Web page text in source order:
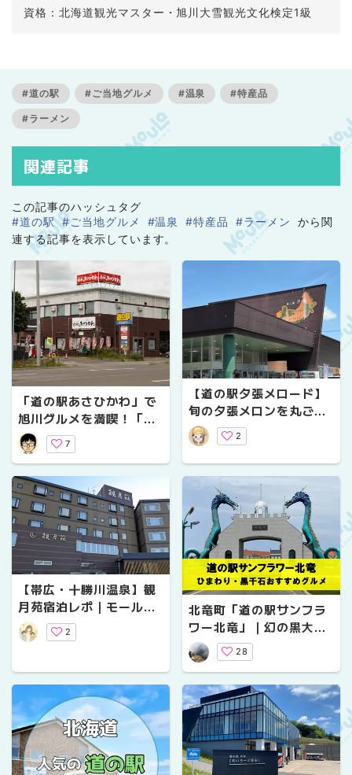
資格：北海道観光マスター・旭川大雪観光文化検定1級
#道の駅 #ご当地グルメ #温泉 #特産品
#ラーメン
関連記事
この記事のハッシュタグ
#道の駅 #ご当地グルメ #温泉 #特産品 #ラーメン
から関
連する記事を表示しています。
「道の駅あさひかわ」で
旭川グルメを満喫！「み
そラーメンのよし乃」の
みそラーメンや周辺観
光・温泉も一挙紹介
7
【道の駅夕張メロード】
旬の夕張メロンを丸ごと
堪能♪メロンパンや限定グ
ルメも見逃せない！
2
【帯広・十勝川温泉】観
月苑宿泊レポ｜モール温
泉と北海道グルメを満喫
できる温泉宿
2
北竜町「道の駅サンフラ
ワー北竜」｜幻の黒大豆
「黒千石」と新名物グル
メひまわりポーク焼豚ま
ん
28